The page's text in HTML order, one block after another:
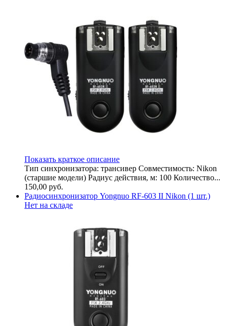
Показать краткое описание
Тип синхронизатора: трансивер Совместимость: Nikon
(старшие модели) Радиус действия, м: 100 Количество...
150,00 руб.
Радиосинхронизатор Yongnuo RF-603 II Nikon (1 шт.)
Нет на складе